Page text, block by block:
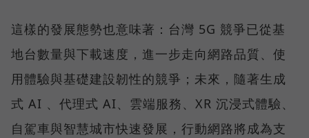
這樣的發展態勢也意味著：台灣 5G 競爭已從基
地台數量與下載速度，進一步走向網路品質、使
用體驗與基礎建設韌性的競爭；未來，隨著生成
式 AI 、代理式 AI、雲端服務、XR 沉浸式體驗、
自駕車與智慧城市快速發展，行動網路將成為支